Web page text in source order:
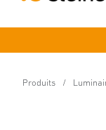
Produits